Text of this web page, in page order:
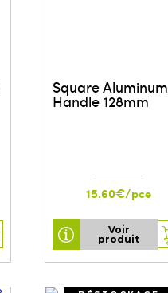
Square Aluminum
Handle 128mm
15.60€/pce
Voir
produit